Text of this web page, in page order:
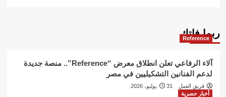
ربما فاتك
Reference
آلاء الرفاعي تعلن انطلاق معرض “Reference”.. منصة جديدة
لدعم الفنانين التشكيليين في مصر
فريق العمل
31 يوليو، 2026
أخبار حصرية